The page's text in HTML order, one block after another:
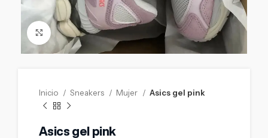
Click to enlarge
Inicio Sneakers Mujer Asics gel pink
Asics gel pink